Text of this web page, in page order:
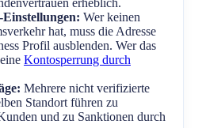
erheblich.
Einstellungen: Wer keinen
hat, muss die Adresse
Profil ausblenden. Wer das
Kontosperrung durch
Mehrere nicht verifizierte
Standort führen zu
und zu Sanktionen durch